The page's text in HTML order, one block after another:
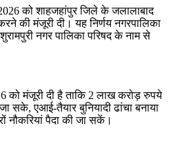
को शाहजहांपुर जिले के जलालाबाद
की मंजूरी दी। यह निर्णय नगरपालिका
नगर पालिका परिषद के नाम से
को मंजूरी दी है ताकि 2 लाख करोड़ रुपये
सके, एआई-तैयार बुनियादी ढांचा बनाया
नौकरियां पैदा की जा सकें।